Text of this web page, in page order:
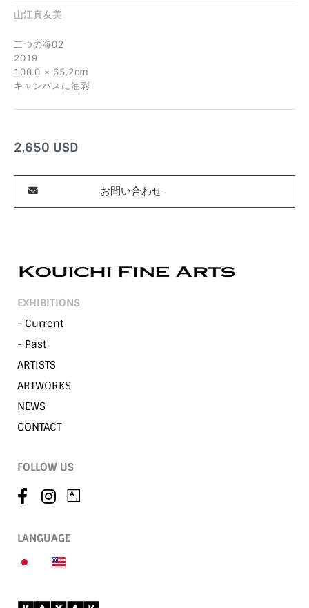
山江真友美
二つの海02
2019
100.0 × 65.2cm
キャンバスに油彩
2,650 USD
お問い合わせ
EXHIBITIONS
- Current
- Past
ARTISTS
ARTWORKS
NEWS
CONTACT
FOLLOW US
LANGUAGE